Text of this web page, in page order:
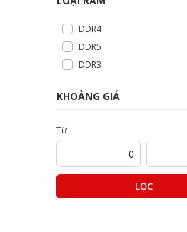
DDR4
DDR5
DDR3
KHOẢNG GIÁ
Từ
LỌC